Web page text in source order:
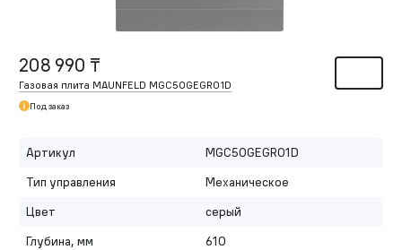
208 990 ₸
Газовая плита MAUNFELD MGC50GEGR01D
Под заказ
Артикул
MGC50GEGR01D
Тип управления
Механическое
Цвет
серый
Глубина, мм
610